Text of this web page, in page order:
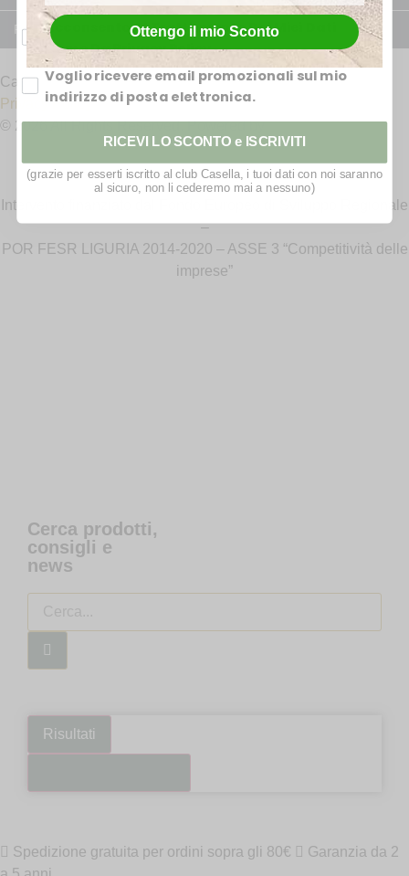
Riparazione capi in pelle
Casella Pelletteria 1908 – Genova – P.iva 03630700106
Privacy Policy
© 2026 All Rights Reserved. Powered byShooting Studio
Intervento finanziato dal Fondo Europeo di Sviluppo Regionale
–
POR FESR LIGURIA 2014-2020 – ASSE 3 “Competitività delle
imprese”
Cerca prodotti,
consigli e
news
Risultati
Spedizione gratuita per ordini sopra gli 80€
Garanzia da 2
Voglio ricevere lo sconto per email
Acconsento Al Trattamento Dei Miei Dati
Come Da Privacy Policy
Voglio ricevere email promozionali sul mio
indirizzo di posta elettronica.
RICEVI LO SCONTO e ISCRIVITI
(grazie per esserti iscritto al club Casella, i tuoi dati con noi saranno
al sicuro, non li cederemo mai a nessuno)
Ottengo il mio Sconto